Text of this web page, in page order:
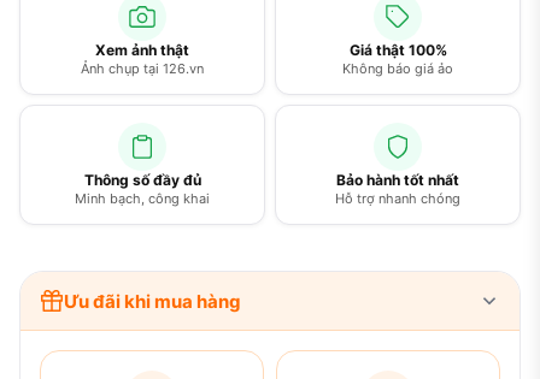
Xem ảnh thật
Ảnh chụp tại 126.vn
Giá thật 100%
Không báo giá ảo
Thông số đầy đủ
Minh bạch, công khai
Bảo hành tốt nhất
Hỗ trợ nhanh chóng
Ưu đãi khi mua hàng